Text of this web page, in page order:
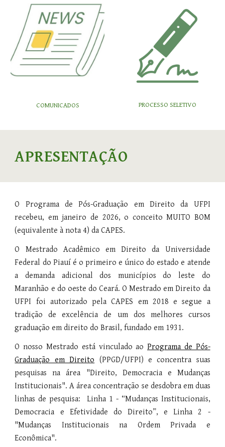
COMUNICADOS PROCESSO SELETIVO
APRESENTAÇÃO
O Programa de Pós-Graduação em Direito da UFPI
recebeu, em janeiro de 2026, o conceito MUITO BOM
(equivalente à nota 4) da CAPES.
O Mestrado Acadêmico em Direito da Universidade
Federal do Piauí é o primeiro e único do estado e atende
a demanda adicional dos municípios do leste do
Maranhão e do oeste do Ceará. O Mestrado em Direito da
UFPI foi autorizado pela CAPES em 2018 e segue a
tradição de excelência de um dos melhores cursos
graduação em direito do Brasil, fundado em 1931.
O nosso Mestrado está vinculado aoPrograma de Pós-
Graduação em Direito (PPGD/UFPI) econcentra suas
pesquisasna área "Direito, Democracia e Mudanças
Institucionais". A área concentração se desdobra em duas
linhas de pesquisa: Linha 1 - “Mudanças Institucionais,
Democracia e Efetividade do Direito”, eLinha 2 -
"Mudanças Institucionais na Ordem Privada e
Econômica".